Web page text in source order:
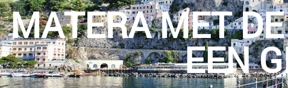
MATERA MET
EEN